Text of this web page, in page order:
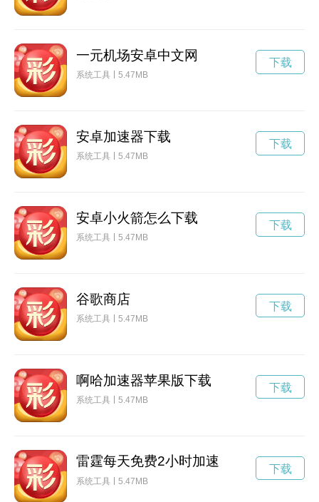
一元机场安卓中文网
系统工具 5.47MB
下载
安卓加速器下载
系统工具 5.47MB
下载
安卓小火箭怎么下载
系统工具 5.47MB
下载
谷歌商店
系统工具 5.47MB
下载
啊哈加速器苹果版下载
系统工具 5.47MB
下载
雷霆每天免费2小时加速
系统工具 5.47MB
下载